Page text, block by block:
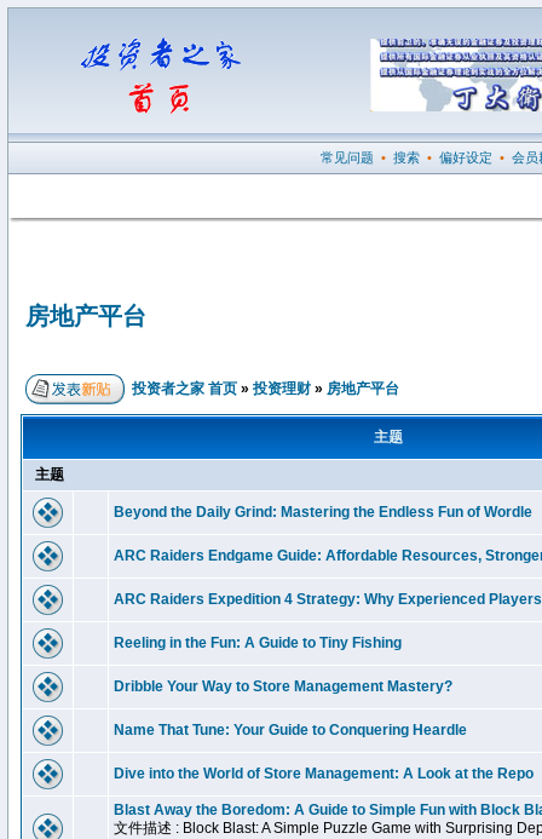
常见问题 • 搜索 • 偏好设定 • 会员
房地产平台
投资者之家 首页 » 投资理财 » 房地产平台
主题
主题
Beyond the Daily Grind: Mastering the Endless Fun of Wordle
ARC Raiders Endgame Guide: Affordable Resources,
ARC Raiders Expedition 4 Strategy: Why Experienced
Reeling in the Fun: A Guide to Tiny Fishing
Dribble Your Way to Store Management Mastery?
Name That Tune: Your Guide to Conquering Heardle
Dive into the World of Store Management: A Look at the Repo
Blast Away the Boredom: A Guide to Simple Fun with Block
文件描述 : Block Blast: A Simple Puzzle Game with Surprising